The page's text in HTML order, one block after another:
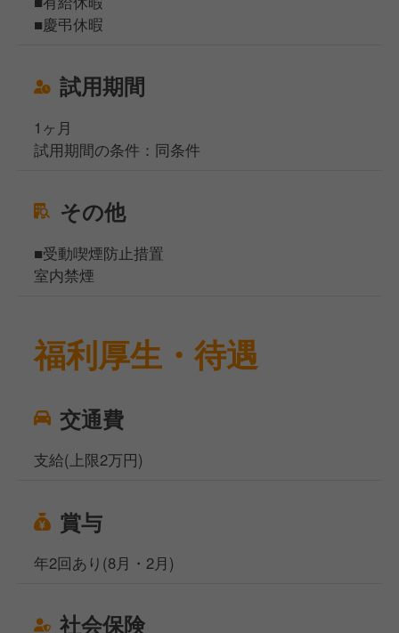
■慶弔休暇
試用期間
1ヶ月
試用期間の条件：同条件
その他
■受動喫煙防止措置
室内禁煙
福利厚生・待遇
交通費
支給(上限2万円)
賞与
年2回あり(8月・2月)
社会保険